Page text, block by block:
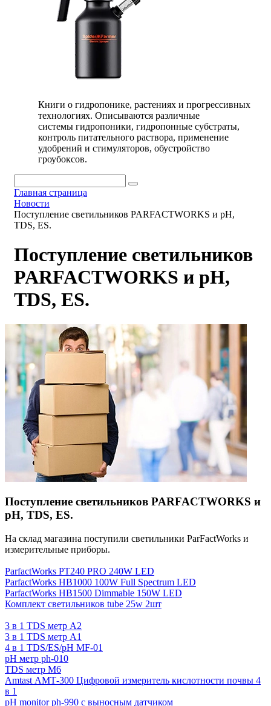
Книги о гидропонике, растениях и прогрессивных
технологиях. Описываются различные
системы гидропоники, гидропонные субстраты,
контроль питательного раствора, применение
удобрений и стимуляторов, обустройство
гроубоксов.
Главная страница
Новости
Поступление светильников PARFACTWORKS и pH,
TDS, ES.
Поступление светильников
PARFACTWORKS и pH,
TDS, ES.
Поступление светильников PARFACTWORKS и
pH, TDS, ES.
На склад магазина поступили светильники ParFactWorks и
измерительные приборы.
ParfactWorks PT240 PRO 240W LED
ParfactWorks HB1000 100W Full Spectrum LED
ParfactWorks HB1500 Dimmable 150W LED
Комплект светильников tube 25w 2шт
3 в 1 TDS метр A2
3 в 1 TDS метр A1
4 в 1 TDS/ES/pH MF-01
pH метр ph-010
TDS метр M6
Amtast АМТ-300 Цифровой измеритель кислотности почвы 4
в 1
pH monitor ph-990 с выносным датчиком